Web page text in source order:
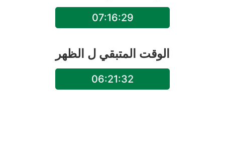
07:16:29
الوقت المتبقي ل الظهر
06:21:32